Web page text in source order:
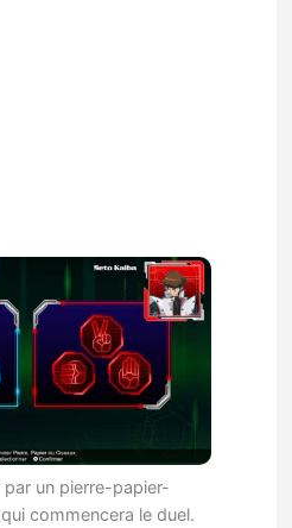
un pierre-papier-
commencera le duel.